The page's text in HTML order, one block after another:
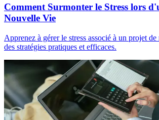
Comment Surmonter le Stress lors
Nouvelle Vie
Apprenez à gérer le stress associé à un projet
des stratégies pratiques et efficaces.